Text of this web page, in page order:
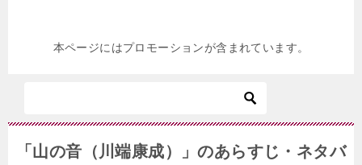
本ページにはプロモーションが含まれています。
「山の音（川端康成）」のあらすじ・ネタバ